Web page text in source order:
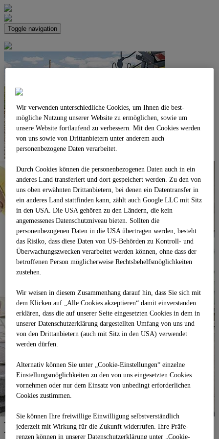
Toggle navigation
Lang und Menhofer.
Wir verwenden unterschiedliche Cookies, um Ihnen die best­
mögliche Nutzung unserer Website zu ermöglichen, sowie um
unsere Website fortlaufend zu verbessern. Mit den Cookies werden
von uns sowie von Drittanbietern unter anderem auch
personenbezogene Daten verarbeitet.
Durch Cookies können die personenbezogenen Daten auch in ein
anderes Land transferiert und dort gespeichert werden. Zu den von
uns oben erwähnten Drittanbietern, bei denen ein Datentransfer in
ein anderes Land stattfinden kann, zählt auch Google LLC mit Sitz
in den USA. Die USA gehören zu den Ländern, die kein
angemessenes Datenschutzniveau bieten. Sollten die
personenbezogenen Daten in die USA übertragen werden, besteht
das Risiko, dass diese Daten von US-Behörden zu Kontroll- und
Überwachungszwecken verarbeitet werden können, ohne dass der
betroffenen Person möglicherweise Rechtsbehelfsmöglichkeiten
zustehen.
Wir weisen in diesem Zusammenhang darauf hin, dass Sie sich mit
dem Klicken auf „Alle Cookies akzeptieren“ damit ein­ver­standen
erklären, dass die auf unserer Seite eingesetzten Cookies in dem in
unserer Datenschutzerklärung dargestellten Umfang von uns und
von den Drittanbietern (auch mit Sitz in den USA) verwendet
werden dürfen.
Alternativ können Sie unter „Cookie-Einstellungen“ einzelne
Einstellungsmöglichkeiten zu den von uns eingesetzten Cookies
vornehmen oder nur dem Einsatz von unbedingt erforderlichen
Cookies zustimmen.
Sie können Ihre freiwillige Einwilligung selbstverständlich
jederzeit mit Wirkung für die Zukunft widerrufen. Ihre Prä­fe­
renzen können in unserer Datenschutzerklärung unter „Cookie-